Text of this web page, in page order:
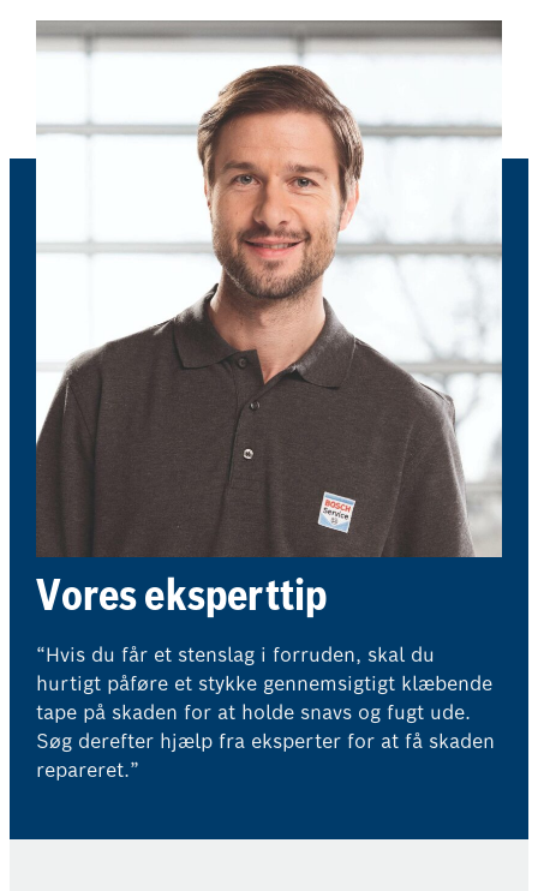
Vores eksperttip
“Hvis du får et stenslag i forruden, skal du
hurtigt påføre et stykke gennemsigtigt klæbende
tape på skaden for at holde snavs og fugt ude.
Søg derefter hjælp fra eksperter for at få skaden
repareret.”